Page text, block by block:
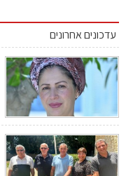
עדכונים אחרונים